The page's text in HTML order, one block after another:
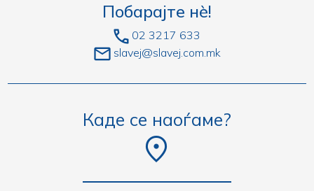
Побарајте нè!
02 3217 633
slavej@slavej.com.mk
Каде се наоѓаме?